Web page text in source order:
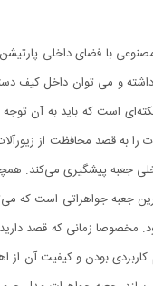
با فضای داخلی
داشته و می توان داخل
است که باید به آن
را به قصد محافظت از
جعبه پیشگیری می‌کند.
جعبه جواهراتی است که
مخصوصا زمانی که قصد